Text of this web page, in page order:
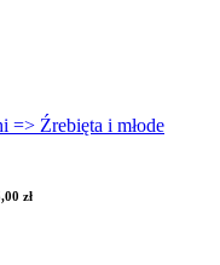
=> Źrebięta i młode
zł